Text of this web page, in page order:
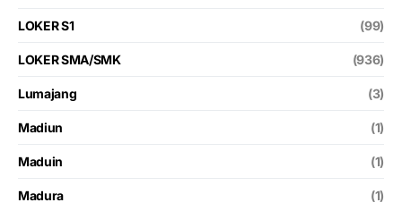
LOKER S1 (99)
LOKER SMA/SMK (936)
Lumajang (3)
Madiun (1)
Maduin (1)
Madura (1)